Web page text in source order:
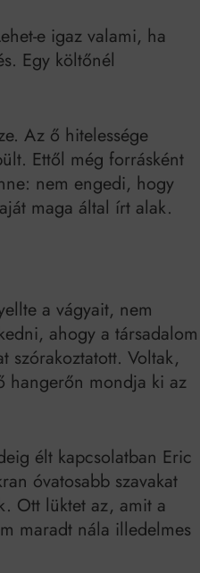
e igaz valami, ha
Egy költőnél
Az ő hitelessége
Ettől még forrásként
nem engedi, hogy
maga által írt alak.
a vágyait, nem
ahogy a társadalom
szórakoztatott. Voltak,
hangerőn mondja ki az
élt kapcsolatban Eric
óvatosabb szavakat
Ott lüktet az, amit a
maradt nála illedelmes